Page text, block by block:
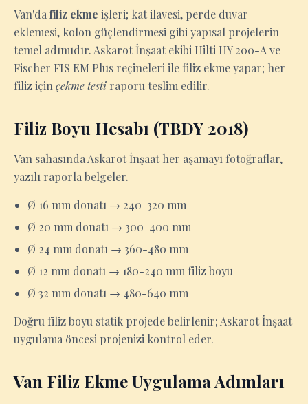
Van'da filiz ekme işleri; kat ilavesi, perde duvar
eklemesi, kolon güçlendirmesi gibi yapısal projelerin
temel adımıdır. Askarot İnşaat ekibi Hilti HY 200-A ve
Fischer FIS EM Plus reçineleri ile filiz ekme yapar; her
filiz için çekme testi raporu teslim edilir.
Filiz Boyu Hesabı (TBDY 2018)
Van sahasında Askarot İnşaat her aşamayı fotoğraflar,
yazılı raporla belgeler.
Ø 16 mm donatı → 240-320 mm
Ø 20 mm donatı → 300-400 mm
Ø 24 mm donatı → 360-480 mm
Ø 12 mm donatı → 180-240 mm filiz boyu
Ø 32 mm donatı → 480-640 mm
Doğru filiz boyu statik projede belirlenir; Askarot İnşaat
uygulama öncesi projenizi kontrol eder.
Van Filiz Ekme Uygulama Adımları